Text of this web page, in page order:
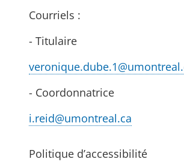
Courriels :
- Titulaire
- Coordonnatrice
i.reid@umontreal.ca
Politique d’accessibilité